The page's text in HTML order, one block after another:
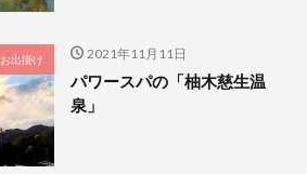
お出掛け 2021年11月11日
パワースパの「柚木慈生温
泉」